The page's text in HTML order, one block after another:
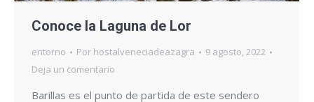
Conoce la Laguna de Lor
entorno Por hostalveneciadeazagra
9 agosto, 2022
Deja un comentario
Barillas es el punto de partida de este sendero